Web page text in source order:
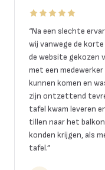
“Na een slechte
wij vanwege de
de website gekozen
met een
kunnen komen en
zijn ontzettend
tafel kwam leveren
tillen naar het
konden krijgen, als
tafel.”